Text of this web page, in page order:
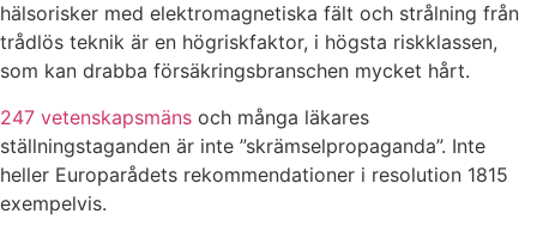
hälsorisker med elektromagnetiska fält och strålning från
trådlös teknik är en högriskfaktor, i högsta riskklassen,
som kan drabba försäkringsbranschen mycket hårt.
247 vetenskapsmäns och många läkares
ställningstaganden är inte ”skrämselpropaganda”. Inte
heller Europarådets rekommendationer i resolution 1815
exempelvis.